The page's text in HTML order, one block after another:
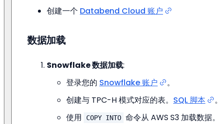
创建一个 Databend Cloud 账户
数据加载
Snowflake 数据加载:
登录您的 Snowflake 账户
。
创建与 TPC-H 模式对应的表。 SQL 脚本
使用
COPY INTO 命令从 AWS S3 加载数据